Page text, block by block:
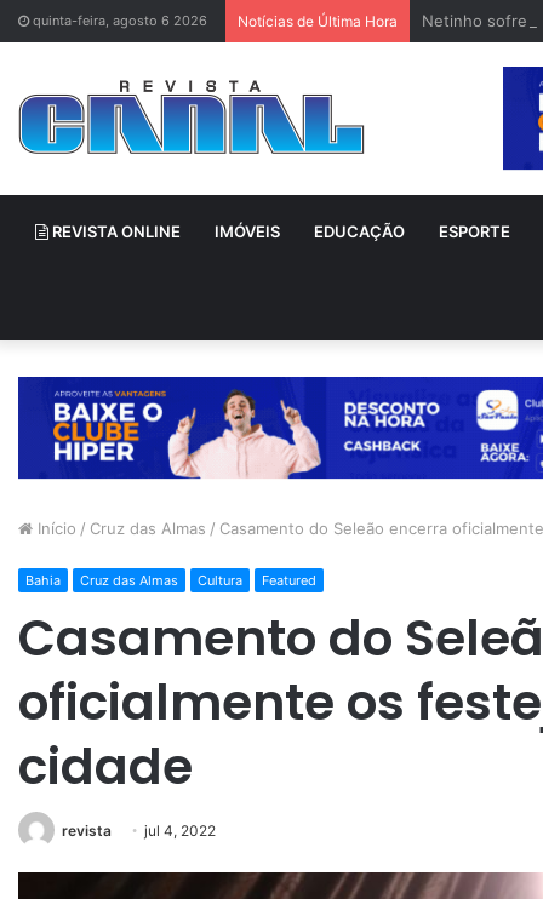
quinta-feira, agosto 6 2026 Notícias de Última Hora Netinho sofre
REVISTA ONLINE IMÓVEIS EDUCAÇÃO ESPORTE
Início / Cruz das Almas / Casamento do Seleão encerra
Bahia Cruz das Almas Cultura Featured
Casamento do
oficialmente os
cidade
revista jul 4, 2022